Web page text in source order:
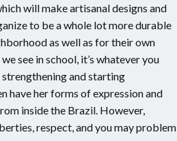
will make artisanal designs and
to be a whole lot more durable
as well as for their own
see in school, it’s whatever you
strengthening and starting
have her forms of expression and
inside the Brazil. However,
respect, and you may problem